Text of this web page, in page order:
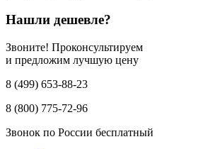
Нашли дешевле?
Звоните! Проконсультируем
и предложим лучшую цену
8 (499) 653-88-23
8 (800) 775-72-96
Звонок по России бесплатный